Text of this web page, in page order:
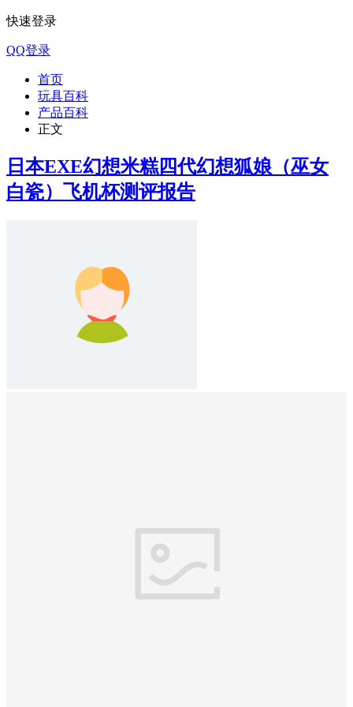
快速登录
QQ登录
首页
玩具百科
产品百科
正文
日本EXE幻想米糕四代幻想狐娘（巫女
白瓷）飞机杯测评报告